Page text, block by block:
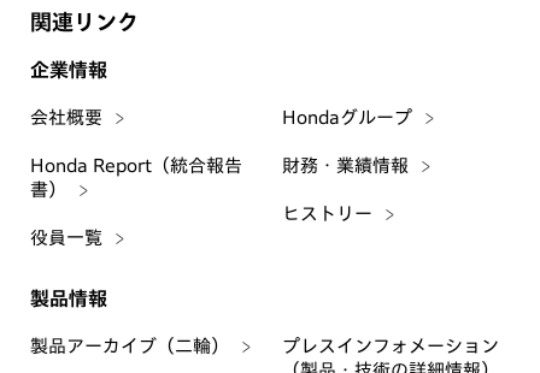
関連リンク
企業情報
会社概要
Honda Report（統合報告
書）
役員一覧
Hondaグループ
財務・業績情報
ヒストリー
製品情報
製品アーカイブ（二輪）
プレスインフォメーション